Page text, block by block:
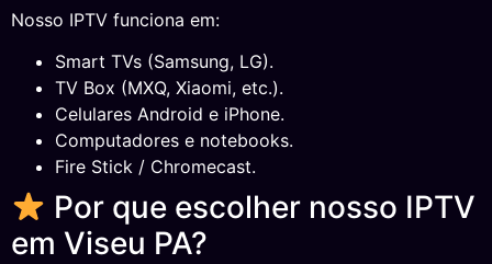
Nosso IPTV funciona em:
Smart TVs (Samsung, LG).
TV Box (MXQ, Xiaomi, etc.).
Celulares Android e iPhone.
Computadores e notebooks.
Fire Stick / Chromecast.
Por que escolher nosso IPTV
em Viseu PA?